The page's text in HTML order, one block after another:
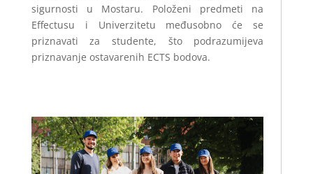
sigurnosti u Mostaru. Položeni predmeti na
Effectusu i Univerzitetu međusobno će se
priznavati za studente, što podrazumijeva
priznavanje ostavarenih ECTS bodova.